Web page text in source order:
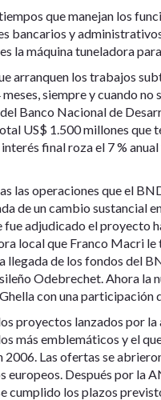
que manejan los
bancarios y
la máquina tuneladora
arranquen los trabajos
meses, siempre y cuando
Banco Nacional de
US$ 1.500 millones que
interés final roza el 7 %
las operaciones que el
de un cambio sustancial
fue adjudicado el proyecto
local que Franco Macri le
llegada de los fondos del
Odebrechet. Ahora la
con una participación
proyectos lanzados por
más emblemáticos y el
2006. Las ofertas se
europeos. Después por la
cumplido los plazos